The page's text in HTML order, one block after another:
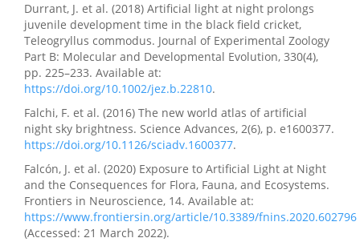
Durrant, J. et al. (2018) Artificial light at night prolongs
juvenile development time in the black field cricket,
Teleogryllus commodus. Journal of Experimental Zoology
Part B: Molecular and Developmental Evolution, 330(4),
pp. 225–233. Available at:
https://doi.org/10.1002/jez.b.22810.
Falchi, F. et al. (2016) The new world atlas of artificial
night sky brightness. Science Advances, 2(6), p. e1600377.
https://doi.org/10.1126/sciadv.1600377.
Falcón, J. et al. (2020) Exposure to Artificial Light at Night
and the Consequences for Flora, Fauna, and Ecosystems.
Frontiers in Neuroscience, 14. Available at:
https://www.frontiersin.org/article/10.3389/fnins.2020.602796
(Accessed: 21 March 2022).